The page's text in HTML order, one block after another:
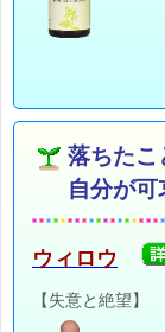
落ちたこ
自分が可
ウィロウ
【失意と絶望】